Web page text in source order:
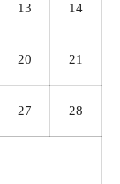
13 14
20 21
27 28